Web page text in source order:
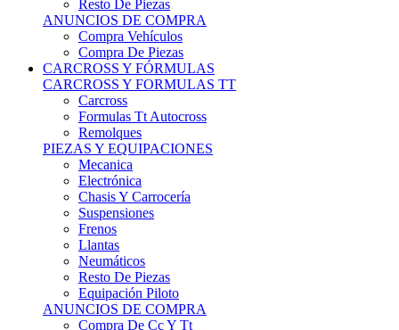
Compra Vehículos
Compra De Piezas
CARCROSS Y FÓRMULAS
CARCROSS Y FORMULAS TT
Carcross
Formulas Tt Autocross
Remolques
PIEZAS Y EQUIPACIONES
Mecanica
Electrónica
Chasis Y Carrocería
Suspensiones
Frenos
Llantas
Neumáticos
Resto De Piezas
Equipación Piloto
ANUNCIOS DE COMPRA
Compra De Cc Y Tt
Compra De Piezas